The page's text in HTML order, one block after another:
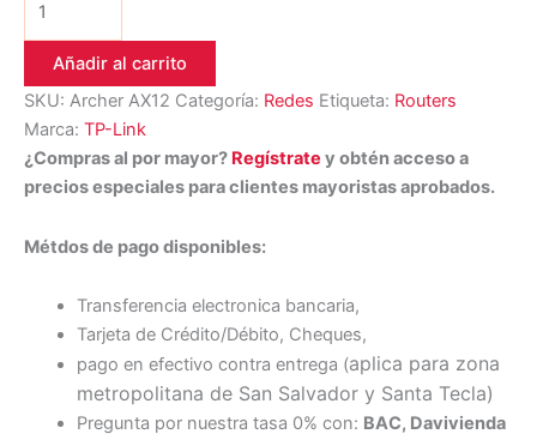
Añadir al carrito
SKU: Archer AX12 Categoría: Redes Etiqueta: Routers
Marca: TP-Link
¿Compras al por mayor? Regístrate y obtén acceso a
precios especiales para clientes mayoristas aprobados.
Métdos de pago disponibles:
Transferencia electronica bancaria,
Tarjeta de Crédito/Débito, Cheques,
pago en efectivo contra entrega (aplica para zona
metropolitana de San Salvador y Santa Tecla)
Pregunta por nuestra tasa 0% con: BAC, Davivienda